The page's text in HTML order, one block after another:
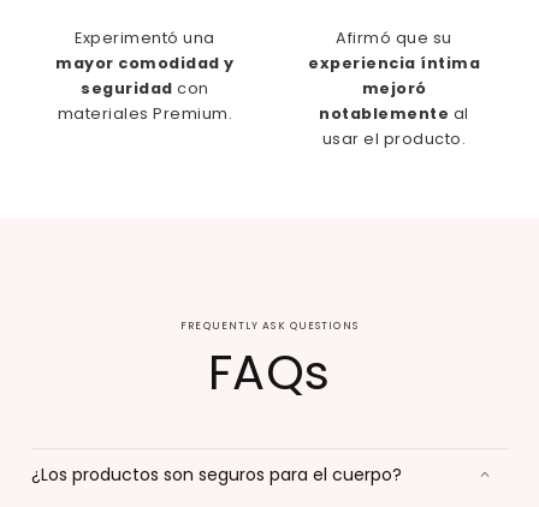
Experimentó una
mayor comodidad y
seguridad con
materiales Premium.
Afirmó que su
experiencia íntima
mejoró
notablemente al
usar el producto.
FREQUENTLY ASK QUESTIONS
FAQs
¿Los productos son seguros para el cuerpo?